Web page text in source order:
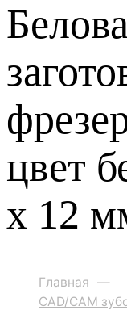
цвет
x 12
Главная —
CAD/CAM